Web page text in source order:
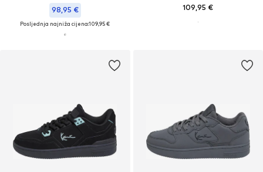
98,95 €
Posljednja najniža cijena:109,95 €
109,95 €